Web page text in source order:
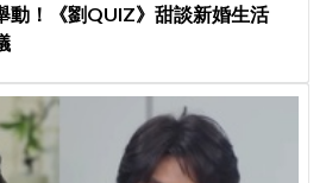
動！《劉QUIZ》甜談新婚生活